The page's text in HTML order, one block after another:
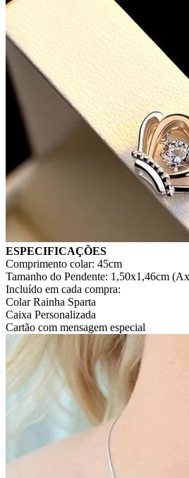
ESPECIFICAÇÕES
Comprimento colar: 45cm
Tamanho do Pendente: 1,50x1,46cm
Incluído em cada compra:
Colar Rainha Sparta
Caixa Personalizada
Cartão com mensagem especial